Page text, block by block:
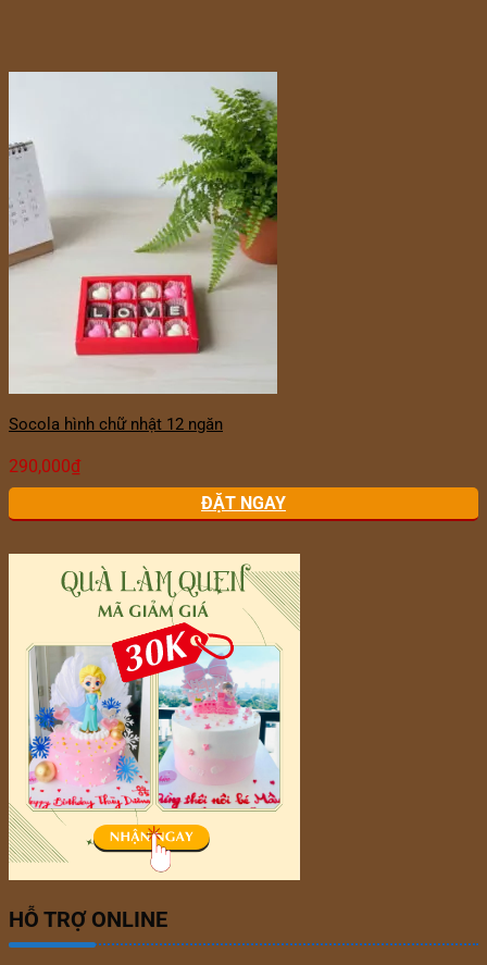
Socola hình chữ nhật 12 ngăn
290,000₫
ĐẶT NGAY
HỖ TRỢ ONLINE